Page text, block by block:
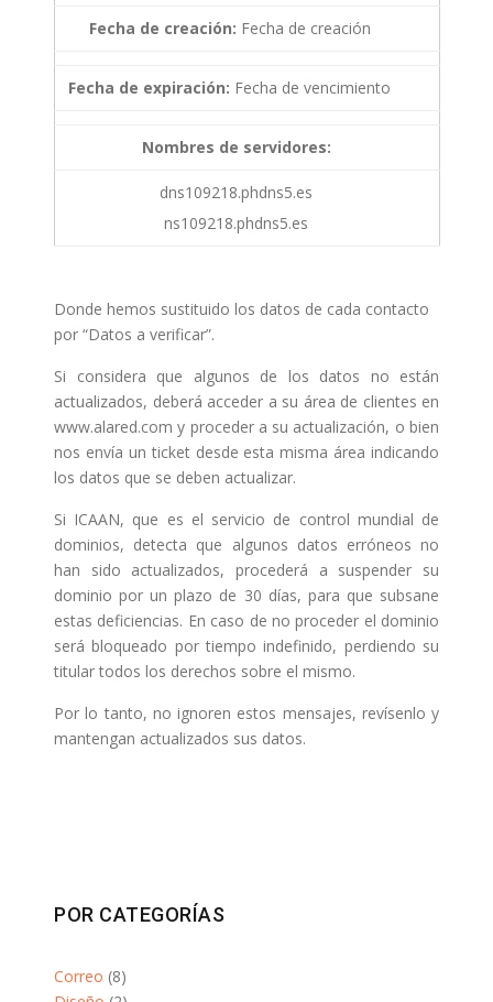
Fecha de creación: Fecha de creación
Fecha de expiración: Fecha de vencimiento
Nombres de servidores:
dns109218.phdns5.es
ns109218.phdns5.es
Donde hemos sustituido los datos de cada contacto
por “Datos a verificar”.
Si considera que algunos de los datos no están
actualizados, deberá acceder a su área de clientes en
www.alared.com y proceder a su actualización, o bien
nos envía un ticket desde esta misma área indicando
los datos que se deben actualizar.
Si ICAAN, que es el servicio de control mundial de
dominios, detecta que algunos datos erróneos no
han sido actualizados, procederá a suspender su
dominio por un plazo de 30 días, para que subsane
estas deficiencias. En caso de no proceder el dominio
será bloqueado por tiempo indefinido, perdiendo su
titular todos los derechos sobre el mismo.
Por lo tanto, no ignoren estos mensajes, revísenlo y
mantengan actualizados sus datos.
POR CATEGORÍAS
Correo (8)